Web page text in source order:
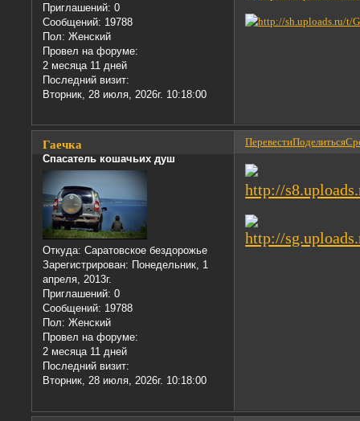
Приглашений: 0
Сообщений: 19788
Пол: Женский
Провел на форуме:
2 месяца 11 дней
Последний визит:
Вторник, 28 июля, 2026г. 10:18:00
ПеревестиПоделиться
Гаечка
Спасатель кошачьих душ
Откуда: Саратовское бездорожье
Зарегистрирован: Понедельник, 1
апреля, 2013г.
Приглашений: 0
Сообщений: 19788
Пол: Женский
Провел на форуме:
2 месяца 11 дней
Последний визит:
Вторник, 28 июля, 2026г. 10:18:00